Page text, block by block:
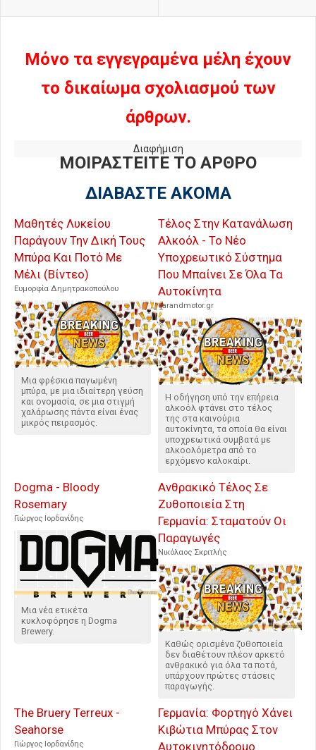
Μόνο τα εγγεγραμένα μέλη έχουν
το δικαίωμα σχολιασμού των
άρθρων.
Διαφήμιση
ΜΟΙΡΑΣΤΕΙΤΕ ΤΟ ΑΡΘΡΟ
ΔΙΑΒΑΣΤΕ ΑΚΟΜΑ
Μαθητές Λυκείου
Παράγουν Την Δική Τους
Μπύρα Και Ποτό Με
Μέλι (Βίντεο)
Ευμορφία Δημητρακοπούλου
Μια φρέσκια παγωμένη
μπύρα, με μια ιδιαίτερη γεύση
και ονομασία, σε μια στιγμή
χαλάρωσης πάντα είναι ένας
μικρός πειρασμός.
Τέλος Στην Κατανάλωση
Αλκοόλ - Το Νέο
Υποχρεωτικό Σύστημα
Που Μπαίνει Σε Όλα Τα
Αυτοκίνητα
carandmotor.gr
Η οδήγηση υπό την επήρεια
αλκοόλ φτάνει στο τέλος
της στα καινούρια
αυτοκίνητα, τα οποία θα είναι
υποχρεωτικά συμβατά με
αλκοολόμετρα από το
ερχόμενο καλοκαίρι.
Dogma - Bloody
Rosemary
Γιώργος Ιορδανίδης
Μια νέα ετικέτα
κυκλοφόρησε η Dogma
Brewery.
Ανθρακικό Τέλος Σε
Ζυθοποιεία Στη
Γερμανία: Σταματούν Οι
Παραγωγές
Νικόλαος Σκριτλής
Καθώς ορισμένα ζυθοποιεία
δεν διαθέτουν πλέον αρκετό
ανθρακικό για όλα τα ποτά,
υπάρχουν πρώτες στάσεις
παραγωγής.
The Bruery Terreux -
Seahorse
Γιώργος Ιορδανίδης
Γερμανία: Φορτηγό Χάνει
Κιβώτια Μπύρας Στον
Αυτοκινητόδρομο